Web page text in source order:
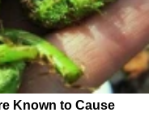
Known to Cause